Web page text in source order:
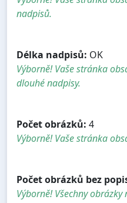
nadpisů.
Délka nadpisů: OK
Výborně! Vaše stránka
dlouhé nadpisy.
Počet obrázků: 4
Výborně! Vaše stránka
Počet obrázků bez
Výborně! Všechny